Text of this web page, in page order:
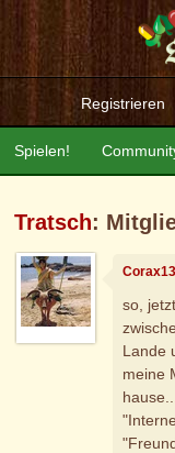
Registrieren
Spielen!
Tratsch:
so,
Lande
meine